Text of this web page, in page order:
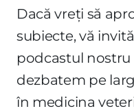
Dacă vreți să
subiecte, vă
podcastul nostru
dezbatem pe
în medicina